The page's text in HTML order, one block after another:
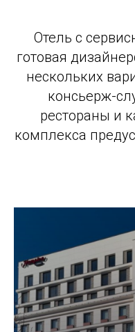
Отель с
готовая
нескольких
консьерж-
рестораны и
комплекса